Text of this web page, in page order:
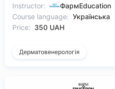
Instructor:
ФармEducation
Course language: Українська
Price: 350 UAH
Дерматовенерологія